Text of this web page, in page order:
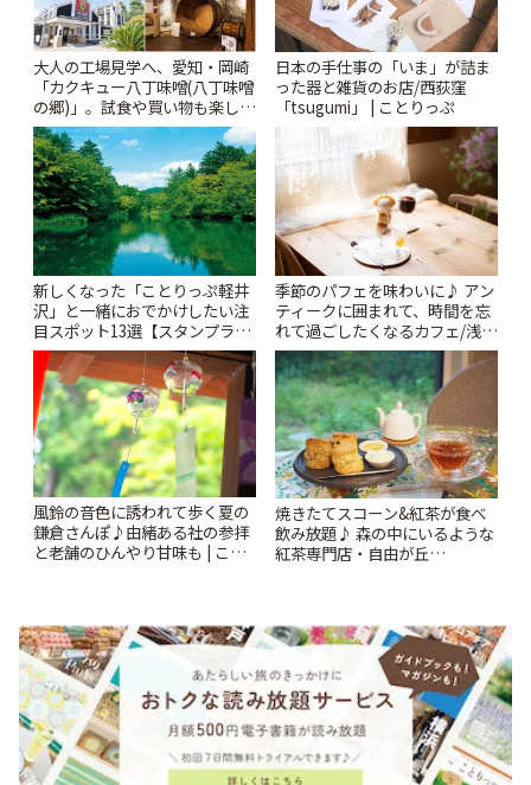
大人の工場見学へ、愛知・岡崎
「カクキュー八丁味噌(八丁味噌
の郷)」。試食や買い物も楽しみ
♪ | ことりっぷ
日本の手仕事の「いま」が詰ま
った器と雑貨のお店/西荻窪
「tsugumi」 | ことりっぷ
新しくなった「ことりっぷ軽井
沢」と一緒におでかけしたい注
目スポット13選【スタンプラリ
ー開催中】 | ことりっぷ
季節のパフェを味わいに♪ アン
ティークに囲まれて、時間を忘
れて過ごしたくなるカフェ/浅草
「annorum cafe」 | ことりっぷ
風鈴の音色に誘われて歩く夏の
鎌倉さんぽ♪由緒ある社の参拝
と老舗のひんやり甘味も | こと
焼きたてスコーン&紅茶が食べ
飲み放題♪ 森の中にいるような
紅茶専門店・自由が丘